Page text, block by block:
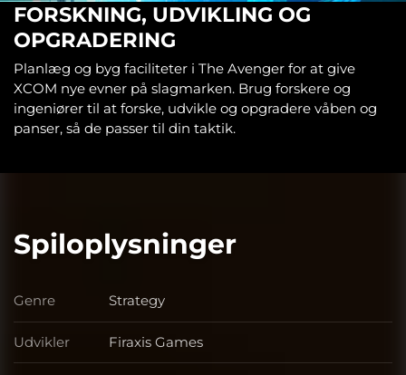
FORSKNING, UDVIKLING OG
OPGRADERING
Planlæg og byg faciliteter i The Avenger for at give
XCOM nye evner på slagmarken. Brug forskere og
ingeniører til at forske, udvikle og opgradere våben og
panser, så de passer til din taktik.
Spiloplysninger
Genre Genre
Strategy
Udvikler Udvikler
Firaxis Games